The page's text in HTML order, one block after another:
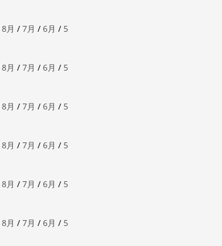
8月 / 7月 / 6月 / 5
8月 / 7月 / 6月 / 5
8月 / 7月 / 6月 / 5
8月 / 7月 / 6月 / 5
8月 / 7月 / 6月 / 5
8月 / 7月 / 6月 / 5